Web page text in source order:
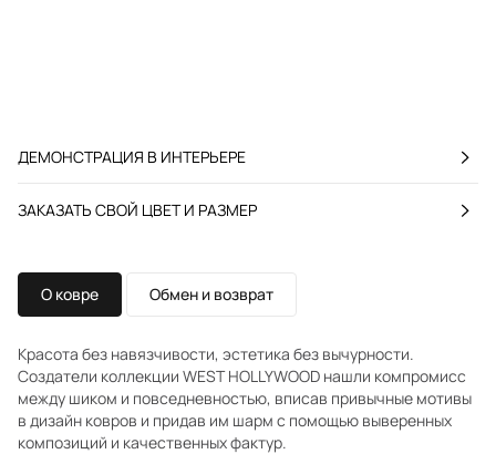
ДЕМОНСТРАЦИЯ В ИНТЕРЬЕРЕ
ЗАКАЗАТЬ СВОЙ ЦВЕТ И РАЗМЕР
О ковре Обмен и возврат
Красота без навязчивости, эстетика без вычурности.
Создатели коллекции WEST HOLLYWOOD нашли компромисс
между шиком и повседневностью, вписав привычные мотивы
в дизайн ковров и придав им шарм с помощью выверенных
композиций и качественных фактур.